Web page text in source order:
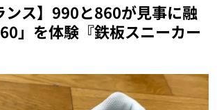
ンス】990と860が見事に融
」を体験『鉄板スニーカー